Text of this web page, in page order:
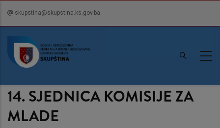
content
skupstina@skupstina.ks.gov.ba
14. SJEDNICA KOMISIJE ZA
MLADE